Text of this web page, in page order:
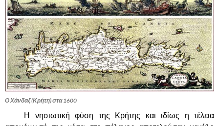
Ο Χάνδαξ (Κρήτη) στα 1600
Η νησιωτική φύση της Κρήτης και ιδίως η τέλεια